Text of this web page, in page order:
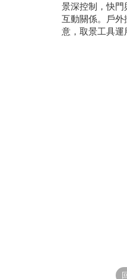
景深控制，快門
互動關係。戶外
意，取景工具運